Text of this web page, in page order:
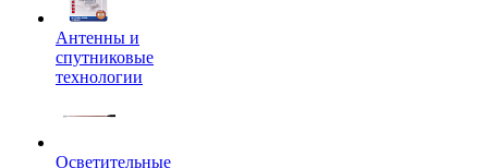
Антенны и
спутниковые
технологии
Осветительные